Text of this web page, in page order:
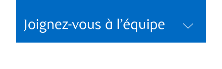
Joignez-vous à l’équipe